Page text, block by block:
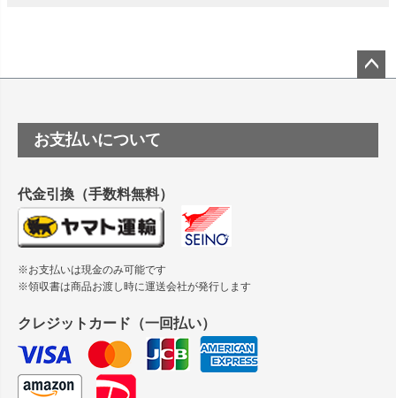
塩ビのロール紙で離型紙が透明の商品はありますか
つや消し半透明ラベルのロールタイプはありますか？
縦420mm×横650mmの包装紙に適した紙はありますか？
ップ
お支払いについて
代金引換（手数料無料）
※お支払いは現金のみ可能です
※領収書は商品お渡し時に運送会社が発行します
クレジットカード（一回払い）